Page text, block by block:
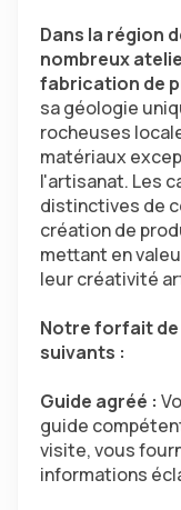
Dans la région
nombreux
fabrication de
sa géologie
rocheuses
matériaux
l'artisanat. Les
distinctives de
création de
mettant en
leur créativité
Notre forfait
suivants :
Guide agréé :
guide
visite, vous
informations